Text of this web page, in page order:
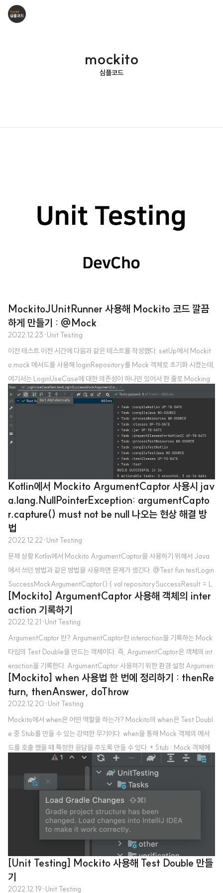
mockito
심플코드
MockitoJUnitRunner 사용해 Mockito 코드 깔끔
하게 만들기 : @Mock
2022.12.23 ·Unit Testing
이전 테스트 이전 시간에 다음과 같은 테스트를 작성했다. setUp에서 Mockit
o.mock 메서드를 사용해 loginRepository를 Mock 객체로 초기화 시켰는데,
여기서는 LoginUseCase에 대한 의존성이 하나만 있어서 한 줄로 Mocking
이 끝났다. class LoginUseCaseTest { private lateinit var loginUseCas
e: LoginUseCase private lateinit var loginRepository: LoginReposito
ry @Before fun setUp() { loginRepository = Mockito.mock(LoginRe
pository::class.java) loginUseCase = LoginUseCase(loginRepo..
Kotlin에서 Mockito ArgumentCaptor 사용시 jav
a.lang.NullPointerException: argumentCapto
r.capture() must not be null 나오는 현상 해결 방
법
2022.12.22 ·Unit Testing
문제 상황 Kotlin에서 Mockito ArgumentCaptor을 사용하기 위해서 Java
에서 쓰던 방법과 같은 방법을 사용하면 문제가 생긴다. @Test fun testLogin
SuccessMockArgumentCaptor() { val repositorySuccessResult = L
oginRepositoryResult.Success("test_token") Mockito.whe n
whe (loginR
epository.login(userName = "test", password = "test")) .thenReturn
(repositorySuccessResult) val result = loginUseCase.logIn(userNa
me = "test", password = "test") val argum..
[Mockito] ArgumentCaptor 사용해 객체의 inter
action 기록하기
2022.12.21 ·Unit Testing
ArgumentCaptor 란? ArgumentCaptor란 interaction을 기록하는 Mock
타입의 Test Double을 만드는 객체이다. 즉, ArgumentCaptor은 객체의 int
eraction을 기록한다. ArgumentCaptor 사용하기 위한 환경 설정 Argumen
tCaptor을 사용하기 위해서 앞선 글 https://simcode.tistory.com/12 의 환
경을 가져와서 LoginUseCase, LoginUseCaseResult, LoginRepository,
LoginRepositoryResult를 사용한다. 환경 설정 부분을 읽도록 하자. Argum
entCaptor 사용한 테스트 만들기 LoginUseCase의 logIn메서드에서 userN
ame과 password변형이..
[Mockito] when 사용법 한 번에 정리하기 : thenRe
turn, thenAnswer, doThrow
2022.12.20 ·Unit Testing
Mockito에서 when은 어떤 역할을 하는가? Mockito의 when은 Test Doubl
e 중 Stub를 만들 수 있는 강력한 무기이다. when을 통해 Mock 객체의 메서
드를 호출 했을 때 특정한 응답을 주도록 만들 수 있다. * Stub : Mock 객체에
특정한 입력 시 특정한 출력을 주도록 만드는 것 when 을 사용하기 위한 환경
설정 https://simcode.tistory.com/12 의 LoginRepository, LoginRepos
itoryResult, LoginUseCase, LoginUseCaseResult 를 모두 가져온다. wh
en 사용하기 메서드를 실행하면 특정한 응답을 할 수도 있고, 응답이 매번 바뀔
수도 있고, 애러가 발생할 수도 있다. 따라서 when을 사용하..
[Unit Testing] Mockito 사용해 Test Double 만들
기
2022.12.19 ·Unit Testing